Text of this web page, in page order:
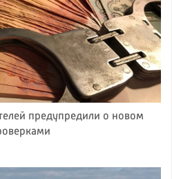
предупредили о новом